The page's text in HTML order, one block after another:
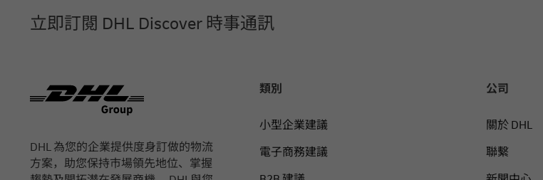
DHL 為您的企業提供度身訂做的物流
方案，助您保持市場領先地位、掌握
立即訂閱 DHL Discover 時事通訊
類別
小型企業建議
電子商務建議
公司
關於 DHL
聯繫